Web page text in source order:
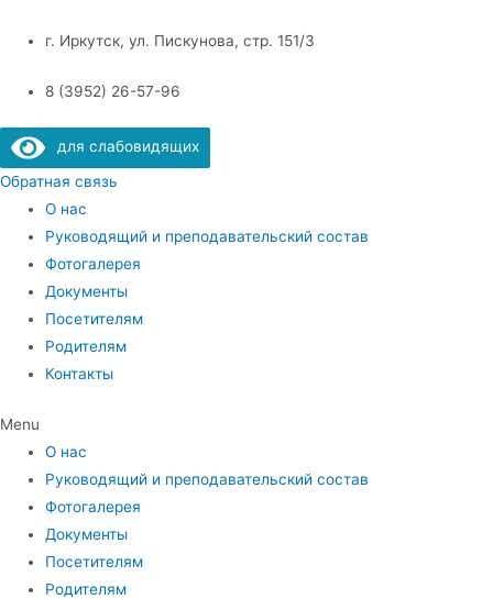
г. Иркутск, ул. Пискунова, стр. 151/3
8 (3952) 26-57-96
для слабовидящих
Обратная связь
О нас
Руководящий и преподавательский состав
Фотогалерея
Документы
Посетителям
Родителям
Контакты
Menu
О нас
Руководящий и преподавательский состав
Фотогалерея
Документы
Посетителям
Родителям